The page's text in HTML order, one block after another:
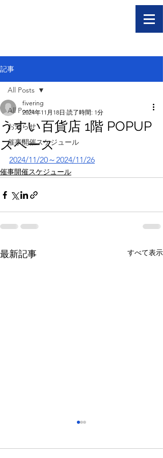
記事
All Posts
お知らせ
催事開催スケジュール
All Posts
うすい百貨店 1階 POPUP
スペース
fivering
2024年11月18日 読了時間: 1分
2024/11/20～2024/11/26
催事開催スケジュール
最新記事 すべて表示